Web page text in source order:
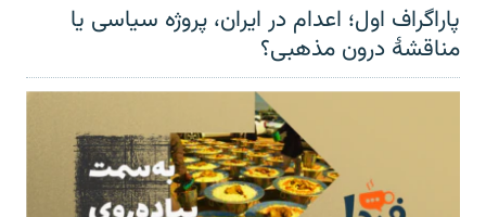
پاراگراف اول؛ اعدام در ایران، پروژه سیاسی یا
مناقشهٔ درون مذهبی؟